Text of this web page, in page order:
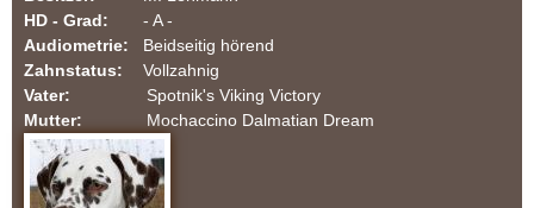
n
e
HD - Grad:
- A -
Audiometrie:
Beidseitig hörend
Zahnstatus:
Vollzahnig
Vater:
Spotnik's Viking Victory
Mutter:
Mochaccino Dalmatian Dream